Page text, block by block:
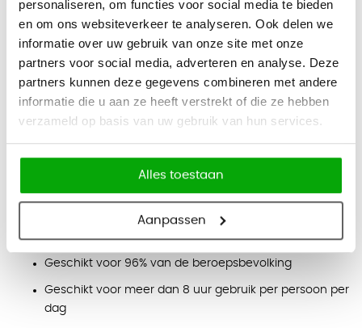
personaliseren, om functies voor social media te bieden
en om ons websiteverkeer te analyseren. Ook delen we
informatie over uw gebruik van onze site met onze
partners voor social media, adverteren en analyse. Deze
partners kunnen deze gegevens combineren met andere
informatie die u aan ze heeft verstrekt of die ze hebben
verzameld op basis van uw gebruik van hun services.
Alles toestaan
Aanpassen
Lendensteun:
verstelbaar voor ondersteuning van de
onderrug
Armleggers:4D-armleggers, verstelbaar in hoogte en
breedte
Eigenschappen
achterzijde
Universele wielen
Geschikt voor 96% van de beroepsbevolking
Geschikt voor meer dan 8 uur gebruik per persoon per
dag